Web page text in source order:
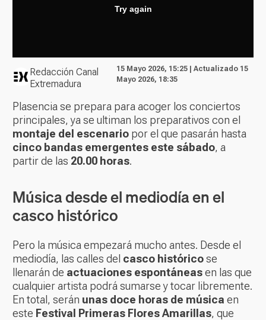
Redacción Canal
Extremadura
15 Mayo 2026, 15:25 | Actualizado 15
Mayo 2026, 18:35
Plasencia se prepara para acoger los conciertos
principales, ya se ultiman los preparativos con el
montaje del escenario por el que pasarán hasta
cinco bandas emergentes este sábado, a
partir de las 20.00 horas.
Música desde el mediodía en el
casco histórico
Pero la música empezará mucho antes. Desde el
mediodía, las calles del casco históricose
llenarán de actuaciones espontáneasen las que
cualquier artista podrá sumarse y tocar libremente.
En total, serán unas doce horas de música en
este Festival Primeras Flores Amarillas, que